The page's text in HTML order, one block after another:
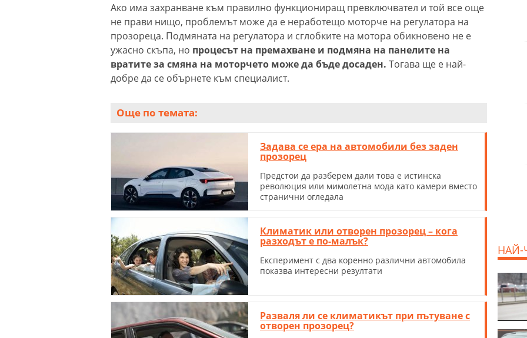
Ако има захранване към правилно функциониращ превключвател и той все още
не прави нищо, проблемът може да е неработещо моторче на регулатора на
прозореца. Подмяната на регулатора и сглобките на мотора обикновено не е
ужасно скъпа, но процесът на премахване и подмяна на панелите на
вратите за смяна на моторчето може да бъде досаден. Тогава ще е най-
добре да се обърнете към специалист.
Още по темата:
Задава се ера на автомобили без заден
прозорец
Предстои да разберем дали това е истинска
революция или мимолетна мода като камери вместо
странични огледала
Климатик или отворен прозорец – кога
разходът е по-малък?
Експеримент с два коренно различни автомобила
показва интересни резултати
Разваля ли се климатикът при пътуване с
отворен прозорец?
НАЙ-